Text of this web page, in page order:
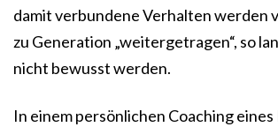
damit verbundene Verhalten werden
zu Generation „weitergetragen“, so
nicht bewusst werden.
In einem persönlichen Coaching